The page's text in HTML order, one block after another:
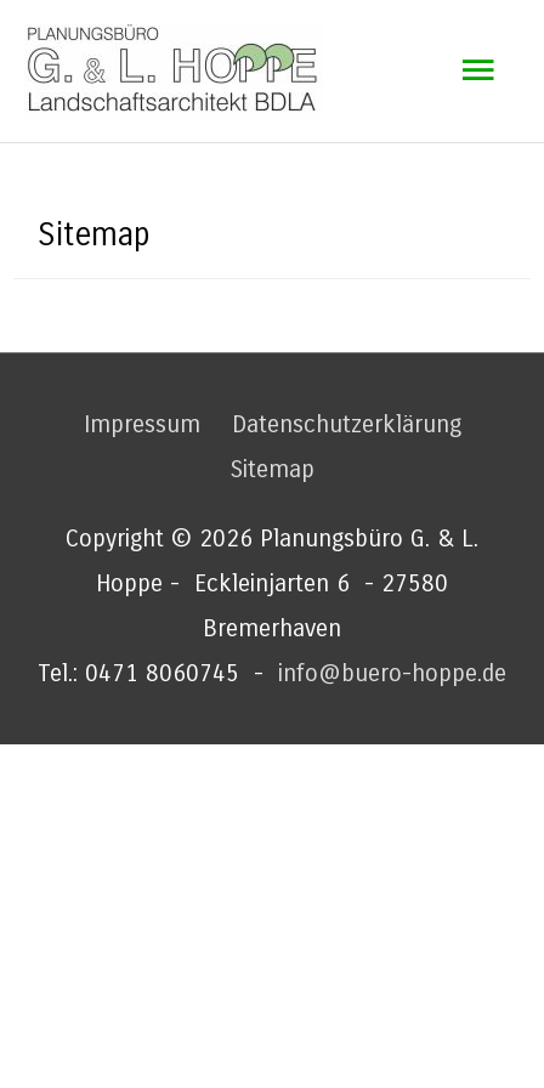
Zum
Inhalt
springen
Sitemap
Impressum
Datenschutzerklärung
Sitemap
Copyright © 2026 Planungsbüro G. & L.
Hoppe - Eckleinjarten 6 - 27580
Bremerhaven
Tel.: 0471 8060745 - info@buero-hoppe.de